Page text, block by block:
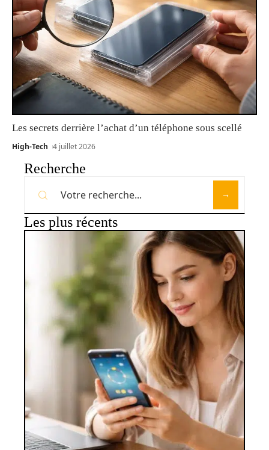
Les secrets derrière l’achat d’un téléphone sous scellé
High-Tech 4 juillet 2026
Recherche
Les plus récents